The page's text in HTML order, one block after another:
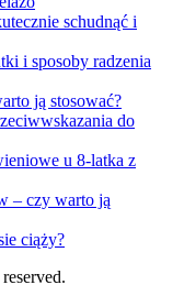
schudnąć i
i sposoby radzenia
ją stosować?
do
u 8-latka z
– czy warto ją
ciąży?